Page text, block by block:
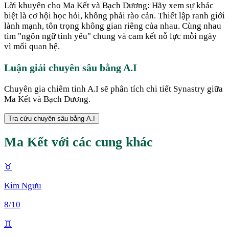
Lời khuyên cho Ma Kết và Bạch Dương: Hãy xem sự khác
biệt là cơ hội học hỏi, không phải rào cản. Thiết lập ranh giới
lành mạnh, tôn trọng không gian riêng của nhau. Cùng nhau
tìm "ngôn ngữ tình yêu" chung và cam kết nỗ lực mỗi ngày
vì mối quan hệ.
Luận giải chuyên sâu bằng A.I
Chuyên gia chiêm tinh A.I sẽ phân tích chi tiết Synastry giữa
Ma Kết và Bạch Dương.
Tra cứu chuyên sâu bằng A.I
Ma Kết với các cung khác
♉
Kim Ngưu
8/10
♊